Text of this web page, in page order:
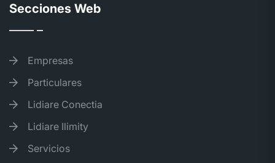
Secciones Web
Empresas
Particulares
Lidiare Conectia
Lidiare Ilimity
Servicios